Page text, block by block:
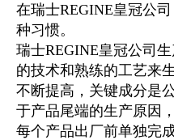
在瑞士REGINE皇冠公
种习惯。
瑞士REGINE皇冠公司
的技术和熟练的工艺来
不断提高，关键成分是
于产品尾端的生产原因
每个产品出厂前单独完